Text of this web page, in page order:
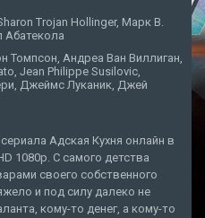
Trojan Hollinger, Марк В.
Абатекола
Томпсон, Андреа Ван Виллиган,
Jean Philippe Susilovic,
Джеймс Луканик, Джей
Адская Кухня онлайн в
1080p. С самого детства
своего собственного
и под силу далеко не
кому-то денег, а кому-то